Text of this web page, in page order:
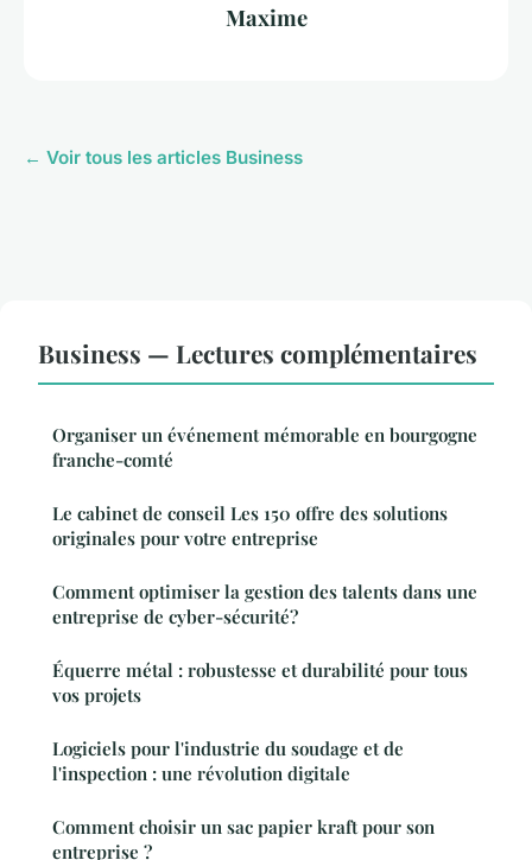
Maxime
← Voir tous les articles Business
Business — Lectures complémentaires
Organiser un événement mémorable en bourgogne
franche-comté
Le cabinet de conseil Les 150 offre des solutions
originales pour votre entreprise
Comment optimiser la gestion des talents dans une
entreprise de cyber-sécurité?
Équerre métal : robustesse et durabilité pour tous
vos projets
Logiciels pour l'industrie du soudage et de
l'inspection : une révolution digitale
Comment choisir un sac papier kraft pour son
entreprise ?